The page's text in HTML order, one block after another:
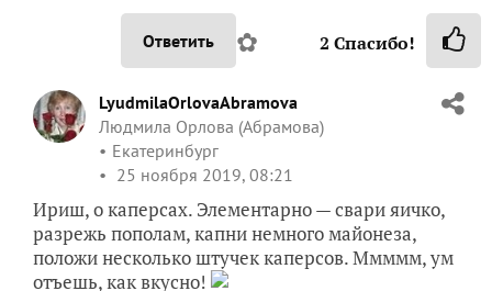
Ответить ✿ 2 Спасибо!
LyudmilaOrlovaAbramova
Людмила Орлова (Абрамова)
Екатеринбург
25 ноября 2019, 08:21
Ириш, о каперсах. Элементарно — свари яичко,
разрежь пополам, капни немного майонеза,
положи несколько штучек каперсов. Ммммм, ум
отъешь, как вкусно!